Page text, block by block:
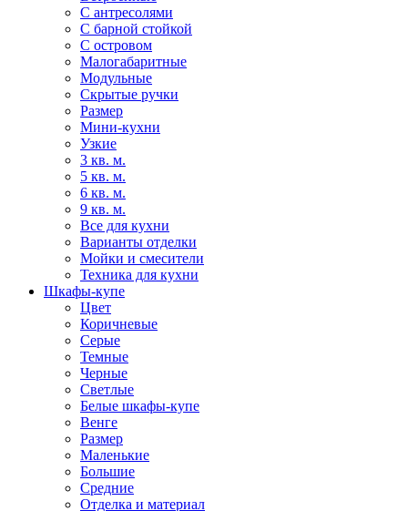
С антресолями
С барной стойкой
С островом
Малогабаритные
Модульные
Скрытые ручки
Размер
Мини-кухни
Узкие
3 кв. м.
5 кв. м.
6 кв. м.
9 кв. м.
Все для кухни
Варианты отделки
Мойки и смесители
Техника для кухни
Шкафы-купе
Цвет
Коричневые
Серые
Темные
Черные
Светлые
Белые шкафы-купе
Венге
Размер
Маленькие
Большие
Средние
Отделка и материал